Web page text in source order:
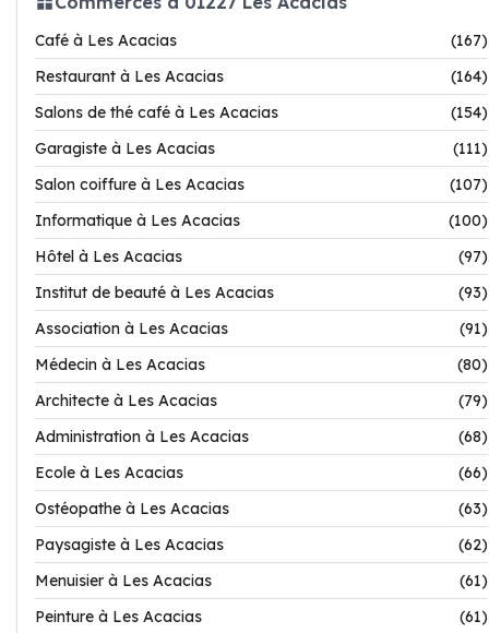
Café à Les Acacias
(167)
Restaurant à Les Acacias
(164)
Salons de thé café à Les Acacias
(154)
Garagiste à Les Acacias
(111)
Salon coiffure à Les Acacias
(107)
Informatique à Les Acacias
(100)
Hôtel à Les Acacias
(97)
Institut de beauté à Les Acacias
(93)
Association à Les Acacias
(91)
Médecin à Les Acacias
(80)
Architecte à Les Acacias
(79)
Administration à Les Acacias
(68)
Ecole à Les Acacias
(66)
Ostéopathe à Les Acacias
(63)
Paysagiste à Les Acacias
(62)
Menuisier à Les Acacias
(61)
Peinture à Les Acacias
(61)